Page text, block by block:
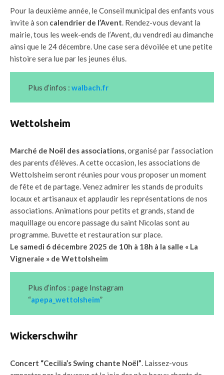
Pour la deuxième année, le Conseil municipal des enfants vous
invite à son calendrier de l’Avent . Rendez-vous devant la
mairie, tous les week-ends de l’Avent, du vendredi au dimanche
ainsi que le 24 décembre. Une case sera dévoilée et une petite
histoire sera lue par les jeunes élus.
Plus d’infos : walbach.fr
Wettolsheim
Marché de Noël des associations, organisé par l’association
des parents d’élèves. A cette occasion, les associations de
Wettolsheim seront réunies pour vous proposer un moment
de fête et de partage. Venez admirer les stands de produits
locaux et artisanaux et applaudir les représentations de nos
associations. Animations pour petits et grands, stand de
maquillage ou encore passage du saint Nicolas sont au
programme. Buvette et restauration sur place.
Le samedi 6 décembre 2025 de 10h à 18h à la salle « La
Vigneraie » de Wettolsheim
Plus d’infos : page Instagram
“apepa_wettolsheim”
Wickerschwihr
Concert “Cecilia’s Swing chante Noël” . Laissez-vous